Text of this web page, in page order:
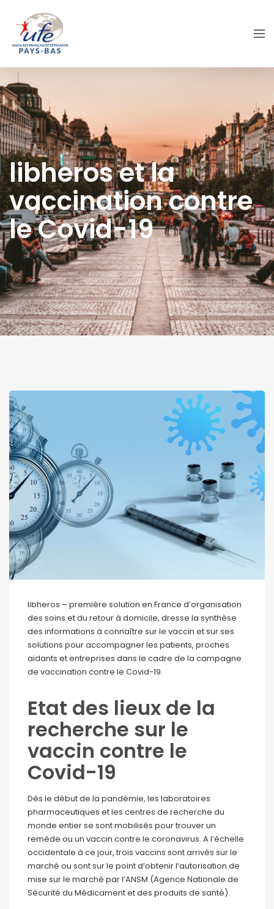
libheros et la
vaccination contre
le Covid-19
libheros – première solution en France d’organisation
des soins et du retour à domicile, dresse la synthèse
des informations à connaître sur le vaccin et sur ses
solutions pour accompagner les patients, proches
aidants et entreprises dans le cadre de la campagne
de vaccination contre le Covid-19.
Etat des lieux de la
recherche sur le
vaccin contre le
Covid-19
Dès le début de la pandémie, les laboratoires
pharmaceutiques et les centres de recherche du
monde entier se sont mobilisés pour trouver un
remède ou un vaccin contre le coronavirus. A l’échelle
occidentale à ce jour, trois vaccins sont arrivés sur le
marché ou sont sur le point d’obtenir l’autorisation de
mise sur le marché par l’ANSM (Agence Nationale de
Sécurité du Médicament et des produits de santé).